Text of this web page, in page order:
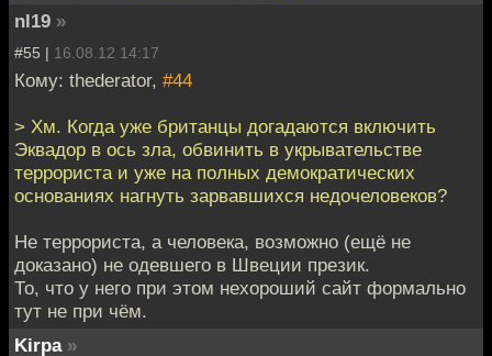
nl19 »
#55 | 16.08.12 14:17
Кому: thederator, #44
> Хм. Когда уже британцы догадаются включить
Эквадор в ось зла, обвинить в укрывательстве
террориста и уже на полных демократических
основаниях нагнуть зарвавшихся недочеловеков?
Не террориста, а человека, возможно (ещё не
доказано) не одевшего в Швеции презик.
То, что у него при этом нехороший сайт формально
тут не при чём.
Kirpa »